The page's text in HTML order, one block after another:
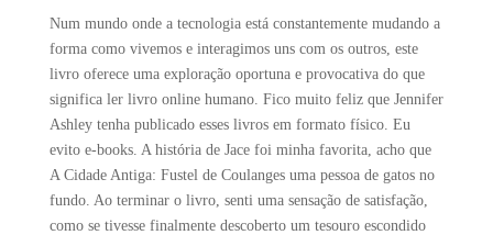
Num mundo onde a tecnologia está constantemente mudando a
forma como vivemos e interagimos uns com os outros, este
livro oferece uma exploração oportuna e provocativa do que
significa ler livro online humano. Fico muito feliz que Jennifer
Ashley tenha publicado esses livros em formato físico. Eu
evito e-books. A história de Jace foi minha favorita, acho que
A Cidade Antiga: Fustel de Coulanges uma pessoa de gatos no
fundo. Ao terminar o livro, senti uma sensação de satisfação,
como se tivesse finalmente descoberto um tesouro escondido